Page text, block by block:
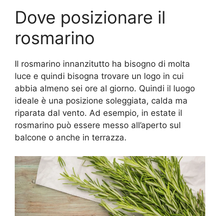
Dove posizionare il
rosmarino
Il rosmarino innanzitutto ha bisogno di molta
luce e quindi bisogna trovare un logo in cui
abbia almeno sei ore al giorno. Quindi il luogo
ideale è una posizione soleggiata, calda ma
riparata dal vento. Ad esempio, in estate il
rosmarino può essere messo all’aperto sul
balcone o anche in terrazza.